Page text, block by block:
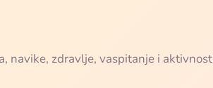
navike, zdravlje, vaspitanje i